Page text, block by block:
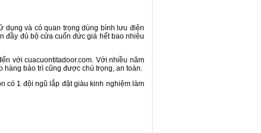
dụng và có quan trọng dùng bình lưu điện
đầy đủ bộ cửa cuốn đức giá hết bao nhiêu
với cuacuontitadoor.com. Với nhiều năm
bảo trì cũng được chú trọng, an toàn.
có 1 đội ngũ lắp đặt giàu kinh nghiệm làm